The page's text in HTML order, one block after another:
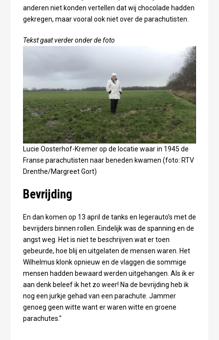
anderen niet konden vertellen dat wij chocolade hadden
gekregen, maar vooral ook niet over de parachutisten.
Tekst gaat verder onder de foto
Lucie Oosterhof-Kremer op de locatie waar in 1945 de
Franse parachutisten naar beneden kwamen (foto: RTV
Drenthe/Margreet Gort)
Bevrijding
En dan komen op 13 april de tanks en legerauto’s met de
bevrijders binnen rollen. Eindelijk was de spanning en de
angst weg. Het is niet te beschrijven wat er toen
gebeurde, hoe blij en uitgelaten de mensen waren. Het
Wilhelmus klonk opnieuw en de vlaggen die sommige
mensen hadden bewaard werden uitgehangen. Als ik er
aan denk beleef ik het zo weer! Na de bevrijding heb ik
nog een jurkje gehad van een parachute. Jammer
genoeg geen witte want er waren witte en groene
parachutes."